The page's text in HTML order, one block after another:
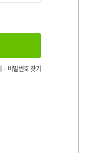
· 비밀번호 찾기